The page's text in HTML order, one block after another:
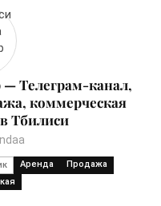
Телеграм-канал,
коммерческая
Тбилиси
Аренда
Продажа